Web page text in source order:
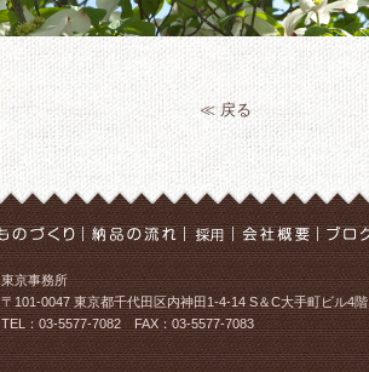
≪ 戻る
東京事務所
〒101-0047 東京都千代田区内神田1-4-14 S＆C大手町ビル4階
TEL：03-5577-7082 FAX：03-5577-7083